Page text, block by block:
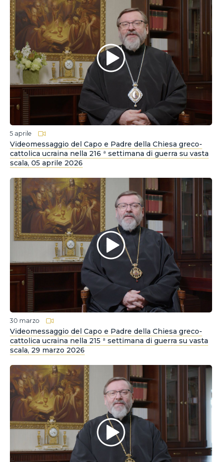
5 aprile
Videomessaggio del Capo e Padre della Chiesa greco-
cattolica ucraina nella 216 ª settimana di guerra su vasta
scala, 05 aprile 2026
30 marzo
Videomessaggio del Capo e Padre della Chiesa greco-
cattolica ucraina nella 215 ª settimana di guerra su vasta
scala, 29 marzo 2026